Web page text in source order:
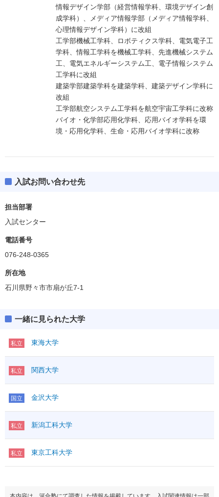
情報デザイン学部（経営情報学科、環境デザイン創
成学科）、メディア情報学部（メディア情報学科、
心理情報デザイン学科）に改組
工学部機械工学科、ロボティクス学科、電気電子工
学科、情報工学科を機械工学科、先進機械システム
工、電気エネルギーシステム工、電子情報システム
工学科に改組
建築学部建築学科を建築学科、建築デザイン学科に
改組
工学部航空システム工学科を航空宇宙工学科に改称
バイオ・化学部応用化学科、応用バイオ学科を環
境・応用化学科、生命・応用バイオ学科に改称
入試お問い合わせ先
担当部署
入試センター
電話番号
076-248-0365
所在地
石川県野々市市扇が丘7-1
一緒に見られた大学
私立 東海大学
私立 関西大学
国立 金沢大学
私立 新潟工科大学
私立 東京工科大学